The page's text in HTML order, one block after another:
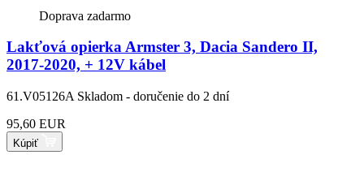
Doprava zadarmo
Lakťová opierka Armster 3, Dacia Sandero II,
2017-2020, + 12V kábel
61.V05126A Skladom - doručenie do 2 dní
95,60 EUR
Kúpiť